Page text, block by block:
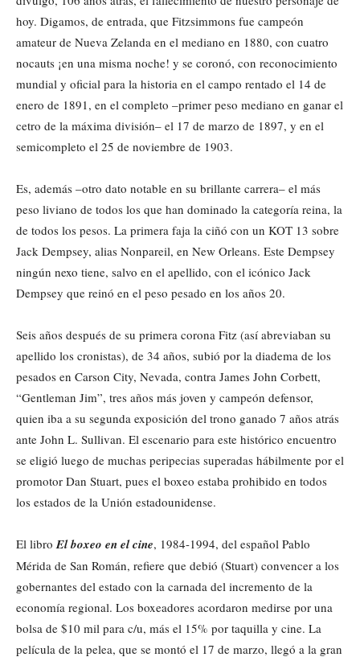
hoy. Digamos, de entrada, que Fitzsimmons fue campeón
amateur de Nueva Zelanda en el mediano en 1880, con cuatro
nocauts ¡en una misma noche! y se coronó, con reconocimiento
mundial y oficial para la historia en el campo rentado el 14 de
enero de 1891, en el completo –primer peso mediano en ganar el
cetro de la máxima división– el 17 de marzo de 1897, y en el
semicompleto el 25 de noviembre de 1903.
Es, además –otro dato notable en su brillante carrera– el más
peso liviano de todos los que han dominado la categoría reina, la
de todos los pesos. La primera faja la ciñó con un KOT 13 sobre
Jack Dempsey, alias Nonpareil, en New Orleans. Este Dempsey
ningún nexo tiene, salvo en el apellido, con el icónico Jack
Dempsey que reinó en el peso pesado en los años 20.
Seis años después de su primera corona Fitz (así abreviaban su
apellido los cronistas), de 34 años, subió por la diadema de los
pesados en Carson City, Nevada, contra James John Corbett,
“Gentleman Jim”, tres años más joven y campeón defensor,
quien iba a su segunda exposición del trono ganado 7 años atrás
ante John L. Sullivan. El escenario para este histórico encuentro
se eligió luego de muchas peripecias superadas hábilmente por el
promotor Dan Stuart, pues el boxeo estaba prohibido en todos
los estados de la Unión estadounidense.
El libroEl boxeo en el cine, 1984-1994, del español Pablo
Mérida de San Román, refiere que debió (Stuart) convencer a los
gobernantes del estado con la carnada del incremento de la
economía regional. Los boxeadores acordaron medirse por una
bolsa de $10 mil para c/u, más el 15% por taquilla y cine. La
película de la pelea, que se montó el 17 de marzo, llegó a la gran